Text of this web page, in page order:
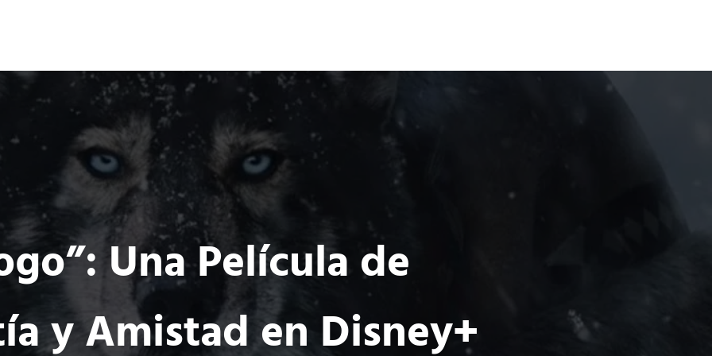
Comunidad de Ocio Online
Una Película de
y Amistad en Disney+